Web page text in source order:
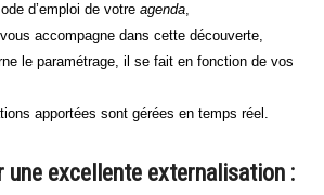
d’emploi de votreagenda,
accompagne dans cette découverte,
le paramétrage, il se fait en fonction de vos
apportées sont gérées en temps réel.
une excellente externalisation :